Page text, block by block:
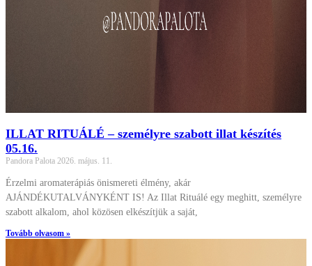
05.16.
Pandora Palota2026. május. 11.
Érzelmi aromaterápiás önismereti élmény, akár
AJÁNDÉKUTALVÁNYKÉNT IS! Az Illat Rituálé egy meghitt,
személyre szabott alkalom, ahol közösen elkészítjük a saját,
Tovább olvasom »